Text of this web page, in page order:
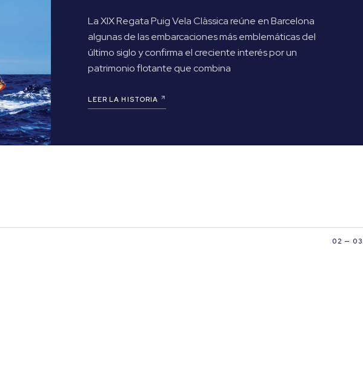
La XIX Regata Puig Vela Clàssica reúne en Barcelona
algunas de las embarcaciones más emblemáticas del
último siglo y confirma el creciente interés por un
patrimonio flotante que combina
LEER LA HISTORIA
02 — 03